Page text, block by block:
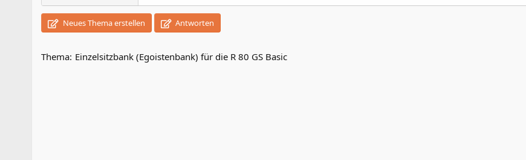
Neues Thema erstellen Antworten
Thema: Einzelsitzbank (Egoistenbank) für die R 80 GS Basic